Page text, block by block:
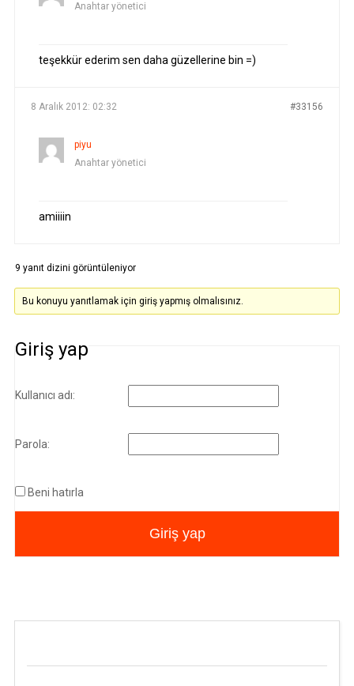
Anahtar yönetici
teşekkür ederim sen daha güzellerine bin =)
8 Aralık 2012: 02:32 #33156
piyu
Anahtar yönetici
amiiiin
9 yanıt dizini görüntüleniyor
Bu konuyu yanıtlamak için giriş yapmış olmalısınız.
Giriş yap
Kullanıcı adı:
Parola:
Beni hatırla
Giriş yap